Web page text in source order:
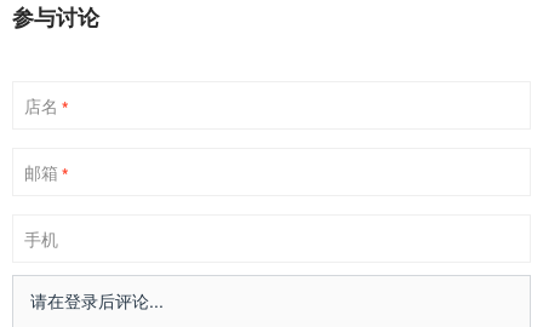
参与讨论
店名 *
邮箱 *
手机